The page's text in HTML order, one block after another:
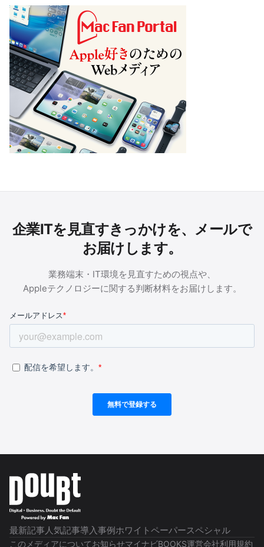
企業ITを見直すきっかけを、メールで
お届けします。
業務端末・IT環境を見直すための視点や、
Appleテクノロジーに関する判断材料をお届けします。
最新記事 人気記事導入事例ホワイトペーパースペシャル
このメディアについてお知らせマイナビBOOKS運営会社利用規約